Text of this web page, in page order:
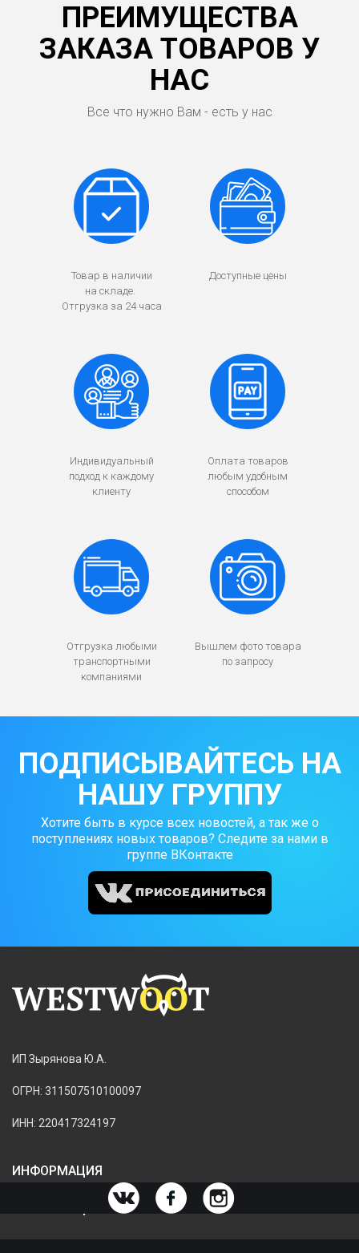
ПРЕИМУЩЕСТВА
ЗАКАЗА ТОВАРОВ У
НАС
Все что нужно Вам - есть у нас
Товар в наличии
на складе.
Отгрузка за 24 часа
Доступные цены
Индивидуальный
подход к каждому
клиенту
Оплата товаров
любым удобным
способом
Отгрузка любыми
транспортными
компаниями
Вышлем фото товара
по запросу
ПОДПИСЫВАЙТЕСЬ НА
НАШУ ГРУППУ
Хотите быть в курсе всех новостей, а так же о
поступлениях новых товаров? Следите за нами в
группе ВКонтакте
ИП Зырянова Ю.А.
ОГРН: 311507510100097
ИНН: 220417324197
ИНФОРМАЦИЯ
ИНФОРМАЦИЯ О МАГАЗИНЕ